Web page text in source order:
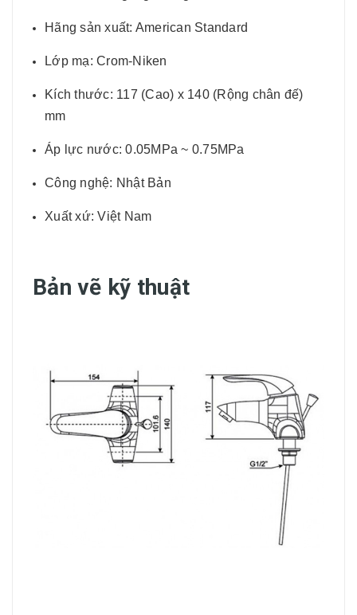
Hãng sản xuất: American Standard
Lớp mạ: Crom-Niken
Kích thước: 117 (Cao) x 140 (Rộng chân đế)
mm
Áp lực nước: 0.05MPa ~ 0.75MPa
Công nghệ: Nhật Bản
Xuất xứ: Việt Nam
Bản vẽ kỹ thuật